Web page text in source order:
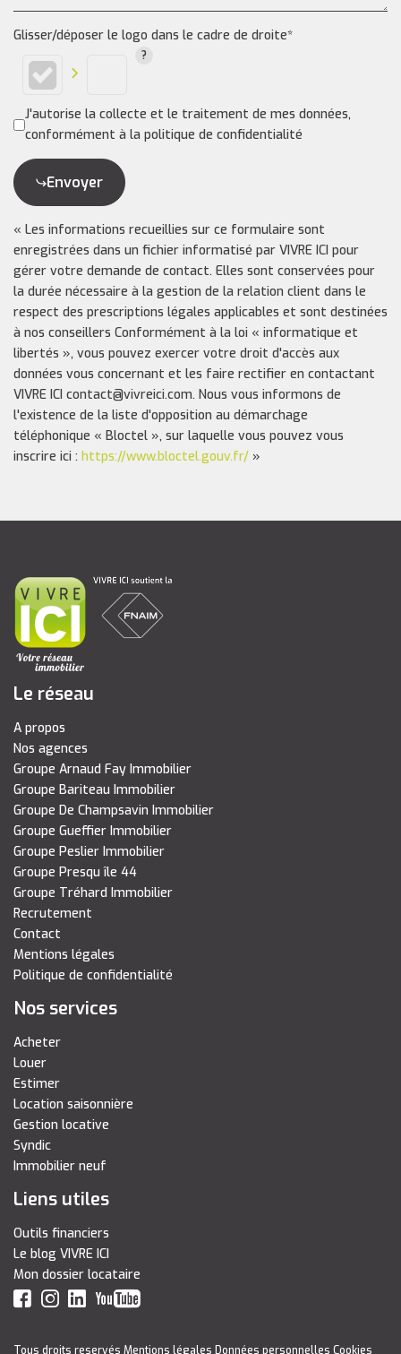
Glisser/déposer le logo dans le cadre de droite*
J'autorise la collecte et le traitement de mes données,
conformément à la politique de confidentialité
Envoyer
« Les informations recueillies sur ce formulaire sont
enregistrées dans un fichier informatisé par VIVRE ICI pour
gérer votre demande de contact. Elles sont conservées pour
la durée nécessaire à la gestion de la relation client dans le
respect des prescriptions légales applicables et sont destinées
à nos conseillers Conformément à la loi « informatique et
libertés », vous pouvez exercer votre droit d'accès aux
données vous concernant et les faire rectifier en contactant
VIVRE ICI contact@vivreici.com. Nous vous informons de
l'existence de la liste d'opposition au démarchage
téléphonique « Bloctel », sur laquelle vous pouvez vous
inscrire ici : https://www.bloctel.gouv.fr/ »
Le réseau
A propos
Nos agences
Groupe Arnaud Fay Immobilier
Groupe Bariteau Immobilier
Groupe De Champsavin Immobilier
Groupe Gueffier Immobilier
Groupe Peslier Immobilier
Groupe Presqu île 44
Groupe Tréhard Immobilier
Recrutement
Contact
Mentions légales
Politique de confidentialité
Nos services
Acheter
Louer
Estimer
Location saisonnière
Gestion locative
Syndic
Immobilier neuf
Liens utiles
Outils financiers
Le blog VIVRE ICI
Mon dossier locataire
Tous droits reservés Mentions légales Données personnelles Cookies